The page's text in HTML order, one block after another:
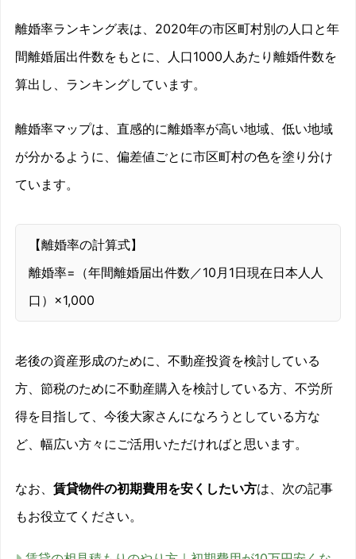
離婚率ランキング表は、2020年の市区町村別の人口と年
間離婚届出件数をもとに、人口1000人あたり離婚件数を
算出し、ランキングしています。
離婚率マップは、直感的に離婚率が高い地域、低い地域
が分かるように、偏差値ごとに市区町村の色を塗り分け
ています。
【離婚率の計算式】
離婚率=（年間離婚届出件数／10月1日現在日本人人
口）×1,000
老後の資産形成のために、不動産投資を検討している
方、節税のために不動産購入を検討している方、不労所
得を目指して、今後大家さんになろうとしている方な
ど、幅広い方々にご活用いただければと思います。
なお、 賃貸物件の初期費用を安くしたい方は、次の記事
もお役立てください。